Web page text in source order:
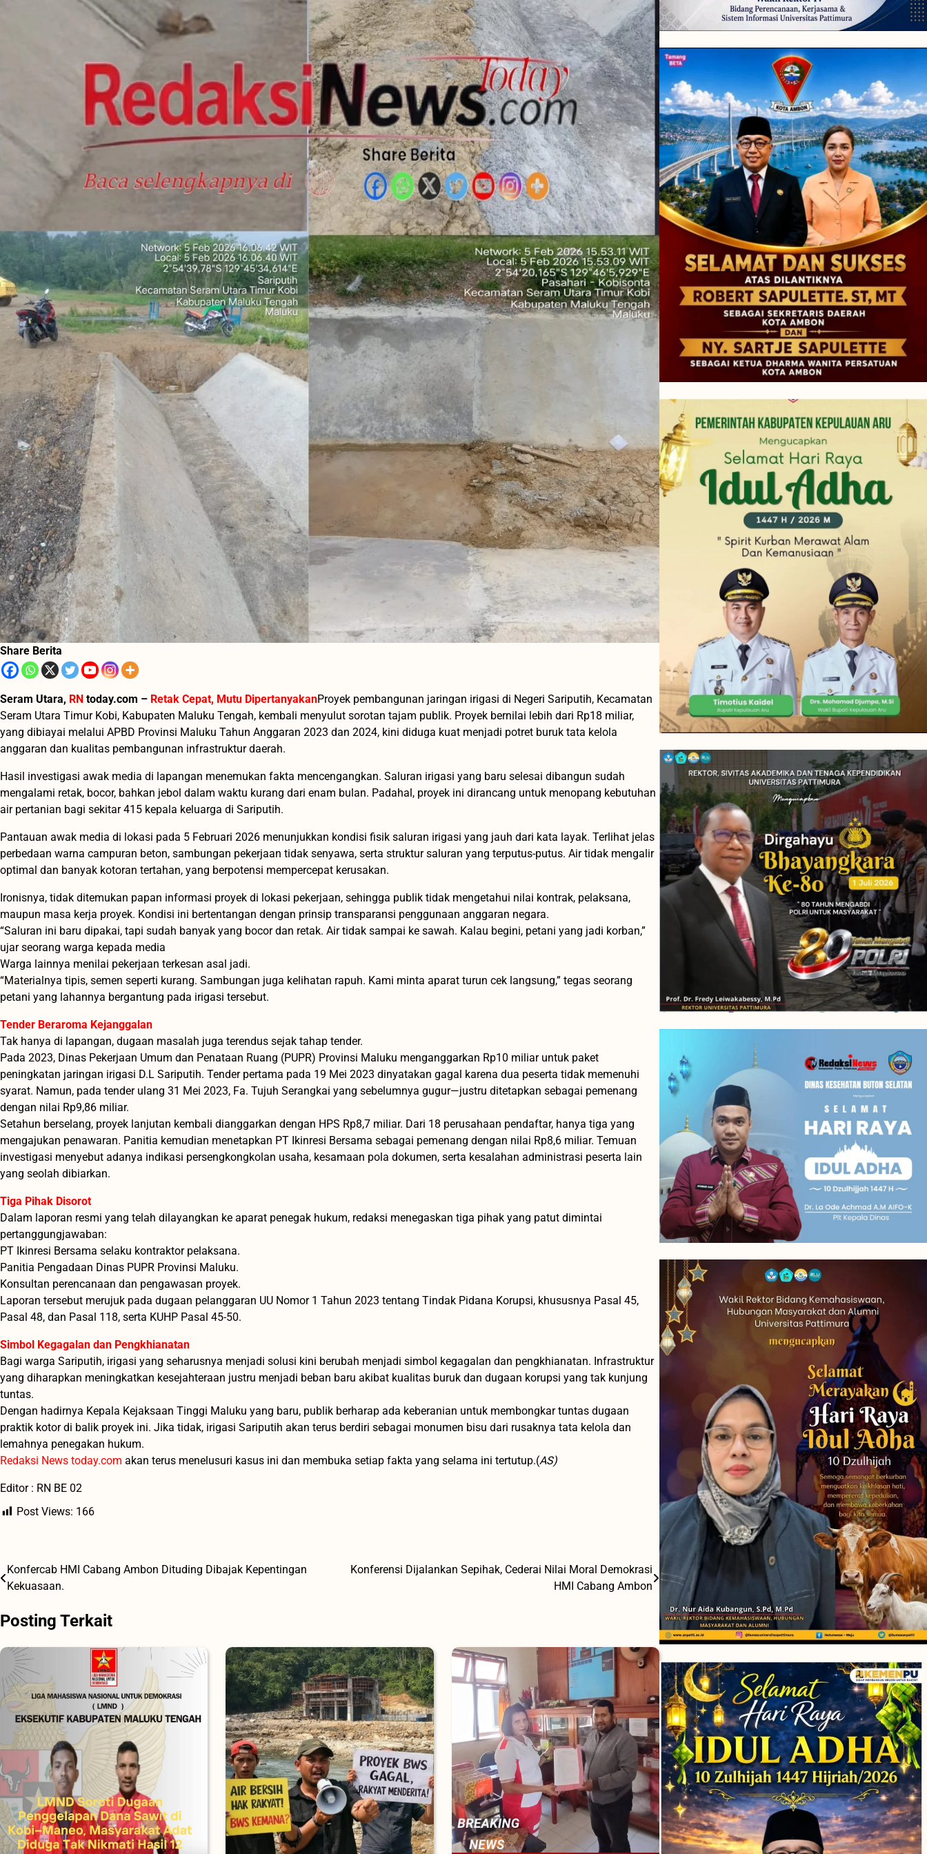
Share Berita
Seram Utara, RN today.com – Retak Cepat, Mutu DipertanyakanProyek pembangunan jaringan irigasi di Negeri Sariputih, Kecamatan
Seram Utara Timur Kobi, Kabupaten Maluku Tengah, kembali menyulut sorotan tajam publik. Proyek bernilai lebih dari Rp18 miliar,
yang dibiayai melalui APBD Provinsi Maluku Tahun Anggaran 2023 dan 2024, kini diduga kuat menjadi potret buruk tata kelola
anggaran dan kualitas pembangunan infrastruktur daerah.
Hasil investigasi awak media di lapangan menemukan fakta mencengangkan. Saluran irigasi yang baru selesai dibangun sudah
mengalami retak, bocor, bahkan jebol dalam waktu kurang dari enam bulan. Padahal, proyek ini dirancang untuk menopang kebutuhan
air pertanian bagi sekitar 415 kepala keluarga di Sariputih.
Pantauan awak media di lokasi pada 5 Februari 2026 menunjukkan kondisi fisik saluran irigasi yang jauh dari kata layak. Terlihat jelas
perbedaan warna campuran beton, sambungan pekerjaan tidak senyawa, serta struktur saluran yang terputus-putus. Air tidak mengalir
optimal dan banyak kotoran tertahan, yang berpotensi mempercepat kerusakan.
Ironisnya, tidak ditemukan papan informasi proyek di lokasi pekerjaan, sehingga publik tidak mengetahui nilai kontrak, pelaksana,
maupun masa kerja proyek. Kondisi ini bertentangan dengan prinsip transparansi penggunaan anggaran negara.
“Saluran ini baru dipakai, tapi sudah banyak yang bocor dan retak. Air tidak sampai ke sawah. Kalau begini, petani yang jadi korban,”
ujar seorang warga kepada media
Warga lainnya menilai pekerjaan terkesan asal jadi.
“Materialnya tipis, semen seperti kurang. Sambungan juga kelihatan rapuh. Kami minta aparat turun cek langsung,” tegas seorang
petani yang lahannya bergantung pada irigasi tersebut.
Tender Beraroma Kejanggalan
Tak hanya di lapangan, dugaan masalah juga terendus sejak tahap tender.
Pada 2023, Dinas Pekerjaan Umum dan Penataan Ruang (PUPR) Provinsi Maluku menganggarkan Rp10 miliar untuk paket
peningkatan jaringan irigasi D.L Sariputih. Tender pertama pada 19 Mei 2023 dinyatakan gagal karena dua peserta tidak memenuhi
syarat. Namun, pada tender ulang 31 Mei 2023, Fa. Tujuh Serangkai yang sebelumnya gugur—justru ditetapkan sebagai pemenang
dengan nilai Rp9,86 miliar.
Setahun berselang, proyek lanjutan kembali dianggarkan dengan HPS Rp8,7 miliar. Dari 18 perusahaan pendaftar, hanya tiga yang
mengajukan penawaran. Panitia kemudian menetapkan PT Ikinresi Bersama sebagai pemenang dengan nilai Rp8,6 miliar. Temuan
investigasi menyebut adanya indikasi persengkongkolan usaha, kesamaan pola dokumen, serta kesalahan administrasi peserta lain
yang seolah dibiarkan.
Tiga Pihak Disorot
Dalam laporan resmi yang telah dilayangkan ke aparat penegak hukum, redaksi menegaskan tiga pihak yang patut dimintai
pertanggungjawaban:
PT Ikinresi Bersama selaku kontraktor pelaksana.
Panitia Pengadaan Dinas PUPR Provinsi Maluku.
Konsultan perencanaan dan pengawasan proyek.
Laporan tersebut merujuk pada dugaan pelanggaran UU Nomor 1 Tahun 2023 tentang Tindak Pidana Korupsi, khususnya Pasal 45,
Pasal 48, dan Pasal 118, serta KUHP Pasal 45-50.
Simbol Kegagalan dan Pengkhianatan
Bagi warga Sariputih, irigasi yang seharusnya menjadi solusi kini berubah menjadi simbol kegagalan dan pengkhianatan. Infrastruktur
yang diharapkan meningkatkan kesejahteraan justru menjadi beban baru akibat kualitas buruk dan dugaan korupsi yang tak kunjung
tuntas.
Dengan hadirnya Kepala Kejaksaan Tinggi Maluku yang baru, publik berharap ada keberanian untuk membongkar tuntas dugaan
praktik kotor di balik proyek ini. Jika tidak, irigasi Sariputih akan terus berdiri sebagai monumen bisu dari rusaknya tata kelola dan
lemahnya penegakan hukum.
Redaksi News today.com akan terus menelusuri kasus ini dan membuka setiap fakta yang selama ini tertutup.(AS)
Editor : RN BE 02
Post Views: 166
Navigasi
Konfercab HMI Cabang Ambon Dituding Dibajak Kepentingan
Kekuasaan.
‎Konferensi Dijalankan Sepihak, Cederai Nilai Moral Demokrasi
HMI Cabang Ambon
Posting Terkait